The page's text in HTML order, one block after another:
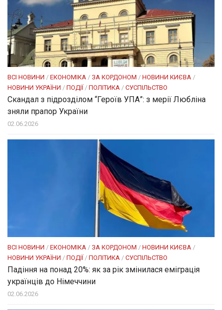
ВСІ НОВИНИ / ЕКОНОМІКА / ЗА КОРДОНОМ / НОВИНИ КИЄВА /
НОВИНИ УКРАЇНИ / ПОДІЇ / ПОЛІТИКА / СУСПІЛЬСТВО
Скандал з підрозділом “Героїв УПА”: з мерії Любліна
зняли прапор України
02.06.2026
ВСІ НОВИНИ / ЕКОНОМІКА / ЗА КОРДОНОМ / НОВИНИ КИЄВА /
НОВИНИ УКРАЇНИ / ПОДІЇ / ПОЛІТИКА / СУСПІЛЬСТВО
Падіння на понад 20%: як за рік змінилася еміграція
українців до Німеччини
02.06.2026